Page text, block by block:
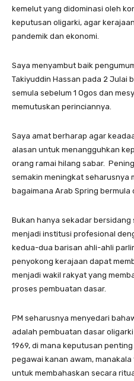
kemelut yang didominasi oleh
keputusan oligarki, agar
pandemik dan ekonomi.
Saya menyambut baik
Takiyuddin Hassan pada 2 Julai
semula sebelum 1 Ogos dan
memutuskan perinciannya.
Saya amat berharap agar
alasan untuk menangguhkan
orang ramai hilang sabar.
semakin meningkat seharusnya
bagaimana Arab Spring bermula
Bukan hanya sekadar bersidang
menjadi institusi profesional
kedua-dua barisan ahli-ahli
penyokong kerajaan dapat
menjadi wakil rakyat yang
proses pembuatan dasar.
PM seharusnya menyedari
adalah pembuatan dasar
1969, di mana keputusan
pegawai kanan awam,
untuk membahaskan secara